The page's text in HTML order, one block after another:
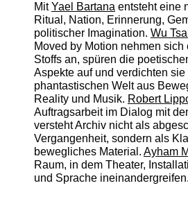
MitYael Bartanaentsteht eine
Ritual, Nation, Erinnerung,
politischer Imagination. Wu
Moved by Motion nehmen
Stoffs an, spüren die
Aspekte auf und verdichten sie
phantastischen Welt aus
Reality und Musik. Robert
Auftragsarbeit im Dialog mit
versteht Archiv nicht als
Vergangenheit, sondern als
bewegliches Material. Ayham
Raum, in dem Theater,
und Sprache ineinandergreifen.